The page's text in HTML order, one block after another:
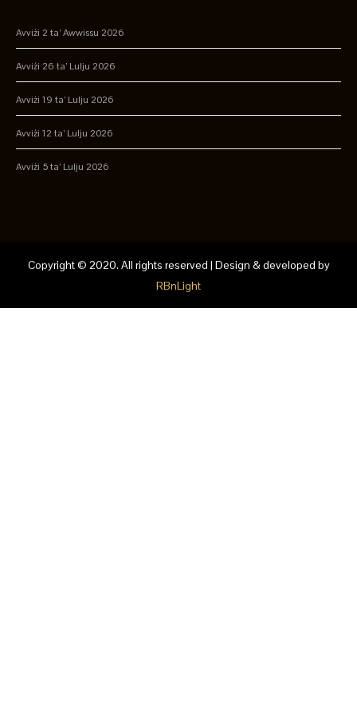
Avviżi 2 ta’ Awwissu 2026
Avviżi 26 ta’ Lulju 2026
Avviżi 19 ta’ Lulju 2026
Avviżi 12 ta’ Lulju 2026
Avviżi 5 ta’ Lulju 2026
Copyright © 2020. All rights reserved | Design & developed by
RBnLight